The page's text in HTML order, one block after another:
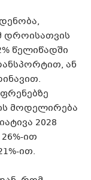
დროისათვის
წელიწადში
ან
მოდელირება
2028
ით
ით.